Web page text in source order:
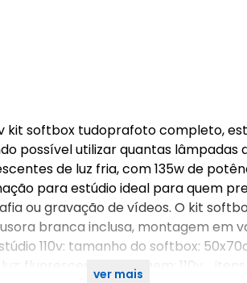
kit softbox tudoprafoto completo,
possível utilizar quantas lâmpadas
de luz fria, com 135w de
para estúdio ideal para quem
ou gravação de vídeos. O kit
branca inclusa, montagem em
110v: tamanho do softbox:
fluorescente. Voltagem: 110v.
ver mais